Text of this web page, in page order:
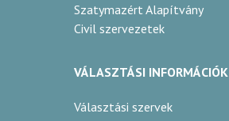
Szatymazért Alapítvány
Civil szervezetek
VÁLASZTÁSI INFORMÁCIÓK
Választási szervek